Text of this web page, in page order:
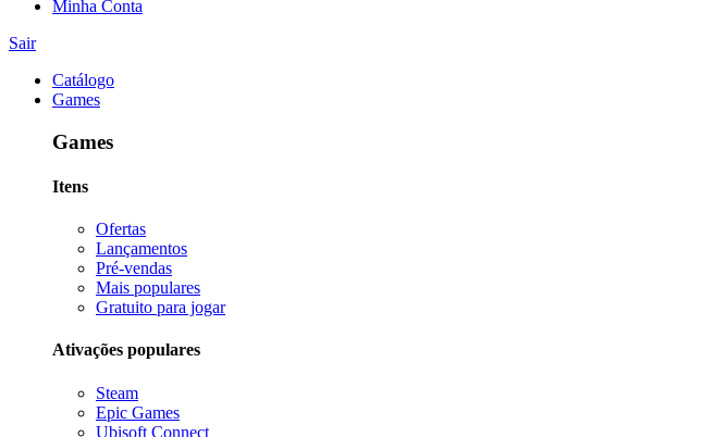
Minha Conta
Sair
Catálogo
Games
Games
Itens
Ofertas
Lançamentos
Pré-vendas
Mais populares
Gratuito para jogar
Ativações populares
Steam
Epic Games
Ubisoft Connect